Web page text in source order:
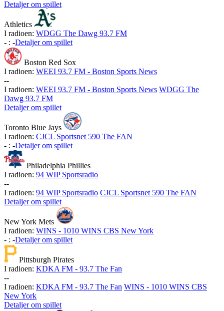
Detaljer om spillet
Athletics
I radioen: WDGG The Dawg 93.7 FM
- : -Detaljer om spillet
Boston Red Sox
I radioen: WEEI 93.7 FM - Boston Sports News
--
I radioen: WEEI 93.7 FM - Boston Sports News WDGG The
Dawg 93.7 FM
Detaljer om spillet
Toronto Blue Jays
I radioen: CJCL Sportsnet 590 The FAN
- : -Detaljer om spillet
Philadelphia Phillies
I radioen: 94 WIP Sportsradio
--
I radioen: 94 WIP Sportsradio CJCL Sportsnet 590 The FAN
Detaljer om spillet
New York Mets
I radioen: WINS - 1010 WINS CBS New York
- : -Detaljer om spillet
Pittsburgh Pirates
I radioen: KDKA FM - 93.7 The Fan
--
I radioen: KDKA FM - 93.7 The Fan WINS - 1010 WINS CBS
New York
Detaljer om spillet